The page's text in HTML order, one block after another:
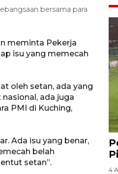
bersama para
meminta Pekerja
isu yang memecah
oleh setan, ada yang
ada juga
PMI di Kuching,
Ada isu yang benar,
belah
setan”.
4